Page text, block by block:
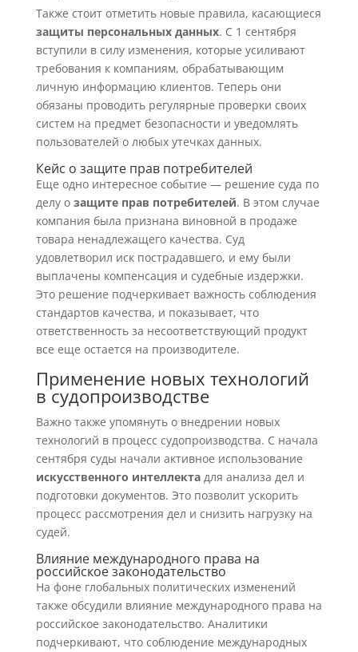
Также стоит отметить новые правила, касающиеся
защиты персональных данных. С 1 сентября
вступили в силу изменения, которые усиливают
требования к компаниям, обрабатывающим
личную информацию клиентов. Теперь они
обязаны проводить регулярные проверки своих
систем на предмет безопасности и уведомлять
пользователей о любых утечках данных.
Кейс о защите прав потребителей
Еще одно интересное событие — решение суда по
делу о защите прав потребителей. В этом случае
компания была признана виновной в продаже
товара ненадлежащего качества. Суд
удовлетворил иск пострадавшего, и ему были
выплачены компенсация и судебные издержки.
Это решение подчеркивает важность соблюдения
стандартов качества, и показывает, что
ответственность за несоответствующий продукт
все еще остается на производителе.
Применение новых технологий
в судопроизводстве
Важно также упомянуть о внедрении новых
технологий в процесс судопроизводства. С начала
сентября суды начали активное использование
искусственного интеллектадля анализа дел и
подготовки документов. Это позволит ускорить
процесс рассмотрения дел и снизить нагрузку на
судей.
Влияние международного права на
российское законодательство
На фоне глобальных политических изменений
также обсудили влияние международного права на
российское законодательство. Аналитики
подчеркивают, что соблюдение международных